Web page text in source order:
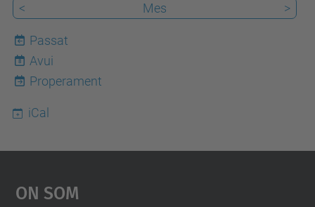
<
Mes >
Passat
8
Avui
Properament
iCal
On Som